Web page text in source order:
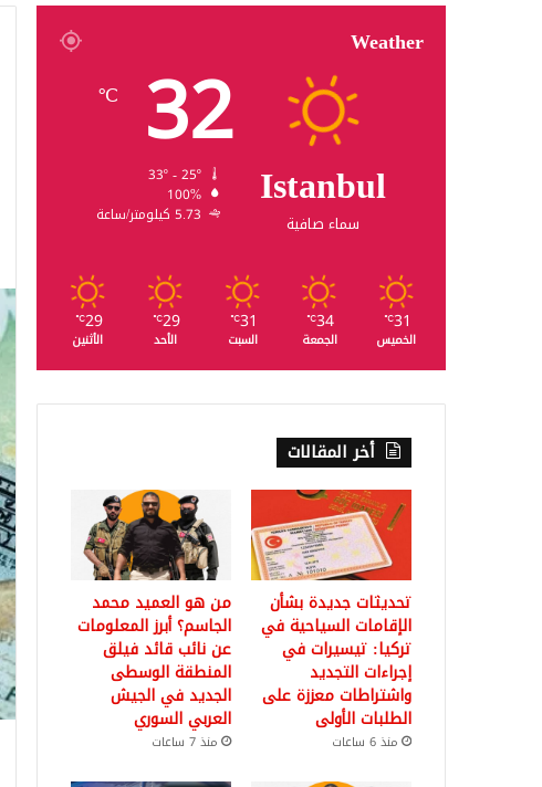
Weather
Istanbul
سماء صافية
32
℃
100%
5.73 كيلومتر/ساعة
31
℃
الخميس
34
℃
الجمعة
31
℃
السبت
29
℃
الأحد
29
℃
الأثنين
أخر المقالات
تحديثات جديدة بشأن
الإقامات السياحية في
تركيا: تيسيرات في
إجراءات التجديد
واشتراطات معززة على
الطلبات الأولى
منذ 6 ساعات
من هو العميد محمد
الجاسم؟ أبرز المعلومات
عن نائب قائد فيلق
المنطقة الوسطى
الجديد في الجيش
العربي السوري
منذ 7 ساعات